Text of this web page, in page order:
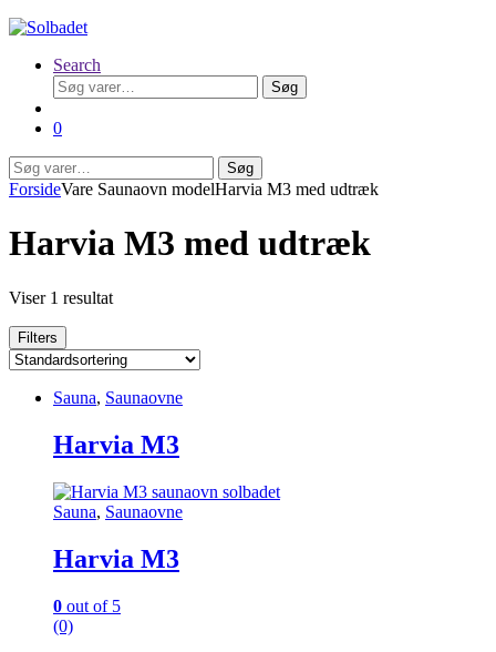
Search
Søg
efter:
Søg
0
Søg
efter:
Søg
ForsideVare Saunaovn modelHarvia M3 med udtræk
Harvia M3 med udtræk
Viser 1 resultat
Filters
Sauna, Saunaovne
Harvia M3
Sauna, Saunaovne
Harvia M3
0 out of 5
(0)